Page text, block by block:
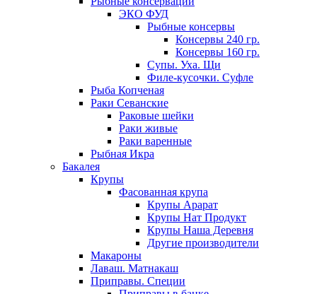
ЭКО ФУД
Рыбные консервы
Консервы 240 гр.
Консервы 160 гр.
Супы. Уха. Щи
Филе-кусочки. Суфле
Рыба Копченая
Раки Севанские
Раковые шейки
Раки живые
Раки варенные
Рыбная Икра
Бакалея
Крупы
Фасованная крупа
Крупы Арарат
Крупы Нат Продукт
Крупы Наша Деревня
Другие производители
Макароны
Лаваш. Матнакаш
Приправы. Специи